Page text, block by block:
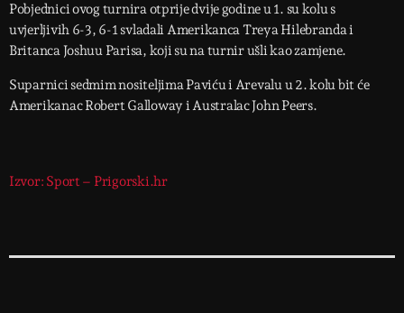
Pobjednici ovog turnira otprije dvije godine u 1. su kolu s
uvjerljivih 6-3, 6-1 svladali Amerikanca Treya Hilebranda i
Britanca Joshuu Parisa, koji su na turnir ušli kao zamjene.
Suparnici sedmim nositeljima Paviću i Arevalu u 2. kolu bit će
Amerikanac Robert Galloway i Australac John Peers.
Izvor: Sport – Prigorski.hr